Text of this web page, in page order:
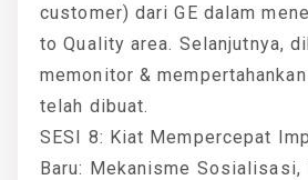
customer) dari GE dalam
to Quality area. Selanjutnya,
memonitor &
telah dibuat.
SESI 8: Kiat Mempercepat
Baru: Mekanisme Sosialisasi,